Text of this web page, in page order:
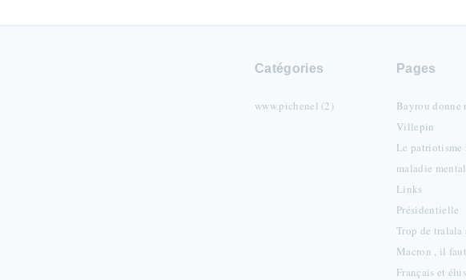
Catégories
www.pichenel (2)
Pages
Bayrou donne
Villepin
Le patriotisme
maladie
Links
Présidentielle
Trop de tralala
Macron , il
Français et